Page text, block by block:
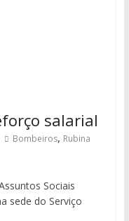
salarial
Bombeiros, Rubina
Sociais
sede do Serviço